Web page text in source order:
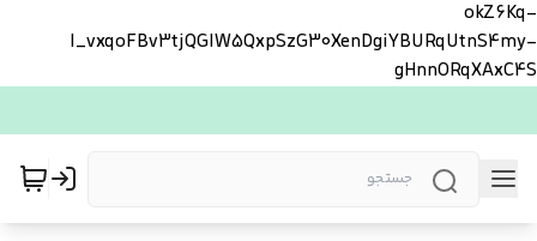
okZ6Kq-
l_vxqoFBv3tjQGlW5QxpSzG30XenDgiYBURqUtnS4my-
gHnnORqXAxC4S